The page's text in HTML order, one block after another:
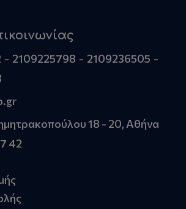
2109225798
2109236505
18 - 20, Αθήνα
42